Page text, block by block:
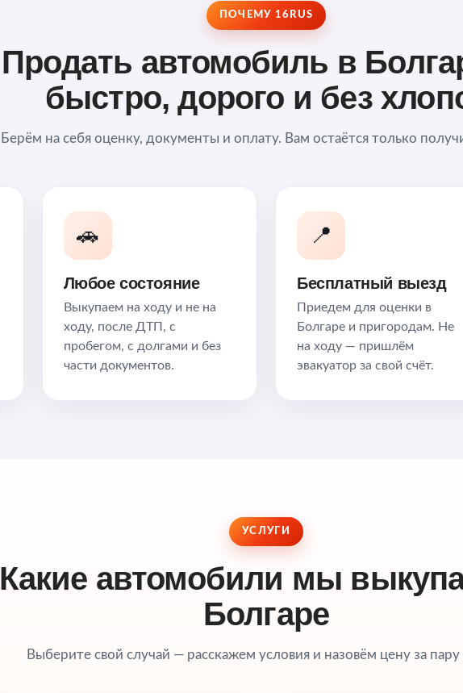
ПОЧЕМУ 16RUS
Продать автомобиль в
быстро, дорого и без
Берём на себя оценку, документы и оплату. Вам остаётся только
🚗
Любое состояние
Выкупаем на ходу и не на
ходу, после ДТП, с
пробегом, с долгами и без
части документов.
📍
Бесплатный выезд
Приедем для оценки в
Болгаре и пригородам. Не
на ходу — пришлём
эвакуатор за свой счёт.
УСЛУГИ
Какие автомобили мы
Болгаре
Выберите свой случай — расскажем условия и назовём цену за